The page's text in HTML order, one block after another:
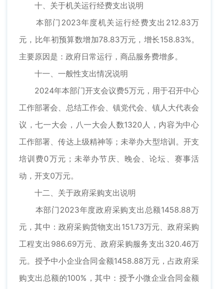
十、关于机关运行经费支出说明
本部门2023年度机关运行经费支出212.83万
元，比年初预算数增加78.83万元，增长158.83%。
主要原因是：政府日常运行，商品服务费增多。
十一、一般性支出情况说明
2024年本部门开支会议费5万元，用于召开中心
工作部署会、总结工作会、镇党代会、镇人大代表会
议，七一大会，八一大会人数1320人，内容为中心
工作部署、传达上级精神等；未举办大型培训。开支
培训费0万元；未举办节庆、晚会、论坛、赛事活
动，开支0万元。
十二、关于政府采购支出说明
本部门2023年度政府采购支出总额1458.88万
元，其中：政府采购货物支出151.73万元、政府采购
工程支出986.69万元、政府采购服务支出320.46万
元。授予中小企业合同金额1458.88万元，占政府采
购支出总额的100%，其中：授予小微企业合同金额